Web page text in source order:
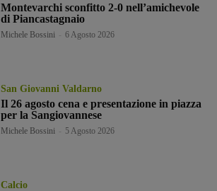
Montevarchi sconfitto 2-0 nell’amichevole
di Piancastagnaio
Michele Bossini 6 Agosto 2026
San Giovanni Valdarno
Il 26 agosto cena e presentazione in piazza
per la Sangiovannese
Michele Bossini 5 Agosto 2026
Calcio